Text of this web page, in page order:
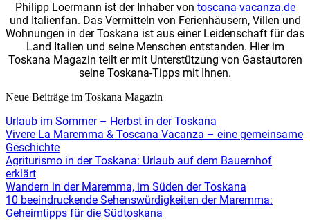
Philipp Loermann ist der Inhaber von toscana-vacanza.de
und Italienfan. Das Vermitteln von Ferienhäusern, Villen und
Wohnungen in der Toskana ist aus einer Leidenschaft für das
Land Italien und seine Menschen entstanden. Hier im
Toskana Magazin teilt er mit Unterstützung von Gastautoren
seine Toskana-Tipps mit Ihnen.
Neue Beiträge im Toskana Magazin
Urlaub im Sommer – Herbst in der Toskana
Vivere La Maremma & Toscana Vacanza – eine gemeinsame
Geschichte
Agriturismo in der Toskana: Urlaub auf dem Bauernhof
erklärt
Wandern in der Maremma, im Süden der Toskana
10 beeindruckende Sehenswürdigkeiten der Maremma:
Geheimtipps für die Südtoskana